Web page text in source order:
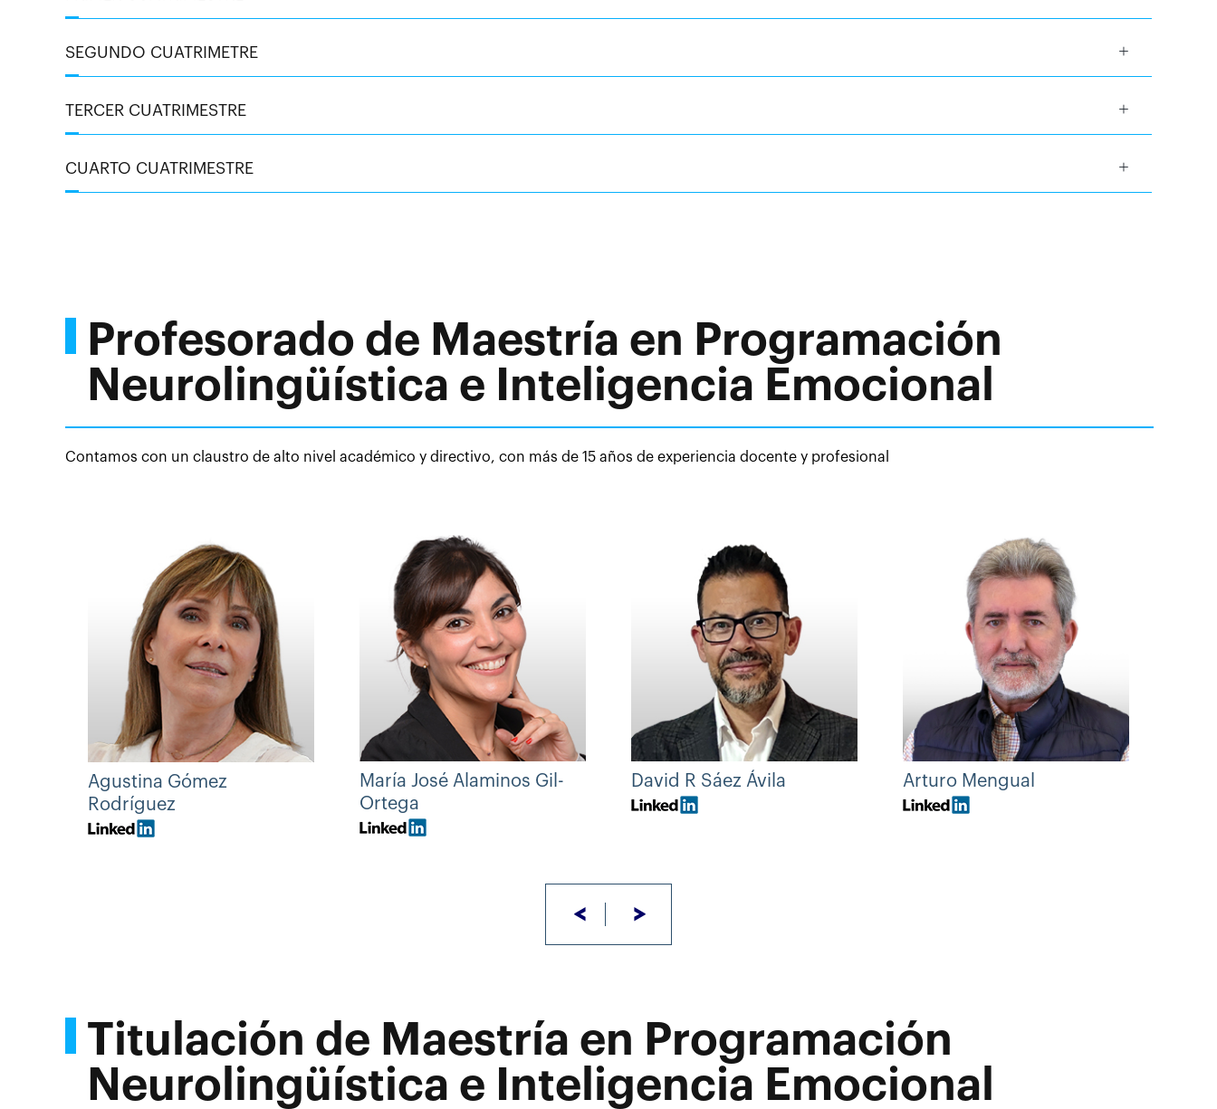
SEGUNDO CUATRIMETRE
TERCER CUATRIMESTRE
CUARTO CUATRIMESTRE
Profesorado de Maestría en Programación
Neurolingüística e Inteligencia Emocional
Contamos con un claustro de alto nivel académico y directivo, con más de 15 años de experiencia docente y profesional
Agustina Gómez
Rodríguez
María José Alaminos Gil-
Ortega
David R Sáez Ávila Arturo Mengual
< >
Titulación de Maestría en Programación
Neurolingüística e Inteligencia Emocional